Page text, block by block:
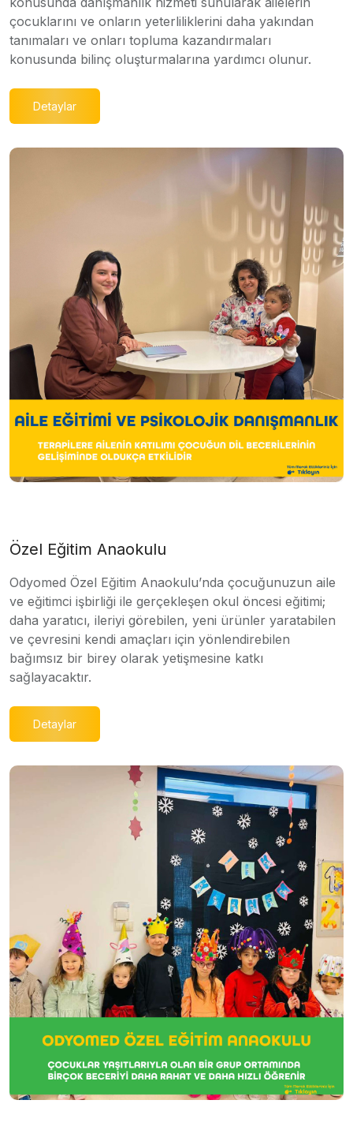
çocuklarını ve onların yeterliliklerini daha yakından
tanımaları ve onları topluma kazandırmaları
konusunda bilinç oluşturmalarına yardımcı olunur.
Detaylar
Özel Eğitim Anaokulu
Odyomed Özel Eğitim Anaokulu’nda çocuğunuzun aile
ve eğitimci işbirliği ile gerçekleşen okul öncesi eğitimi;
daha yaratıcı, ileriyi görebilen, yeni ürünler yaratabilen
ve çevresini kendi amaçları için yönlendirebilen
bağımsız bir birey olarak yetişmesine katkı
sağlayacaktır.
Detaylar